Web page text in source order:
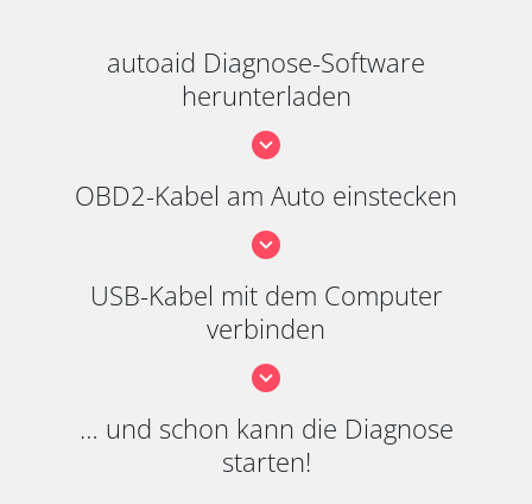
autoaid Diagnose-Software
herunterladen
OBD2-Kabel am Auto einstecken
USB-Kabel mit dem Computer
verbinden
… und schon kann die Diagnose
starten!